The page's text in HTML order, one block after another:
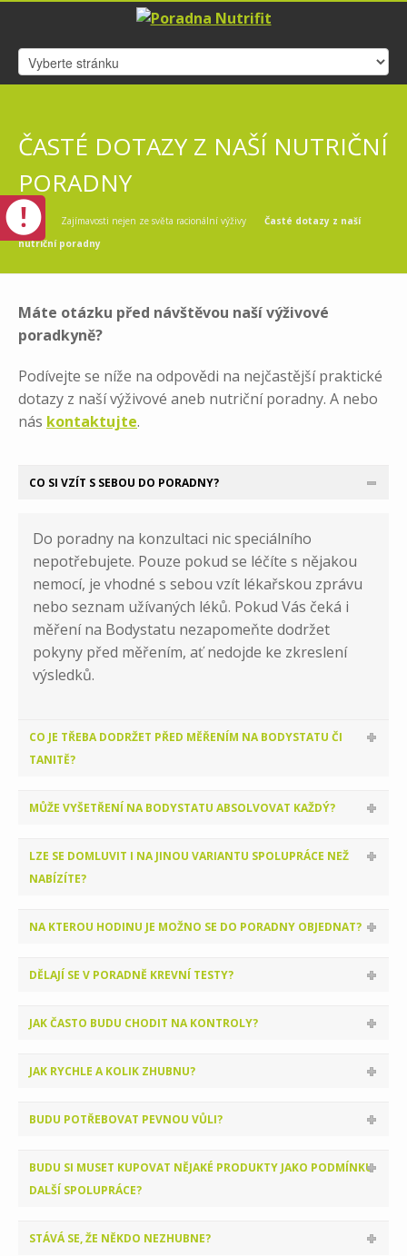
ČASTÉ DOTAZY Z NAŠÍ NUTRIČNÍ
PORADNY
Home Zajímavosti nejen ze světa racionální výživy
Časté dotazy z naší
nutriční poradny
Máte otázku před návštěvou naší výživové
poradkyně?
Podívejte se níže na odpovědi na nejčastější praktické
dotazy z naší výživové aneb nutriční poradny. A nebo
nás kontaktujte.
CO SI VZÍT S SEBOU DO PORADNY?
Do poradny na konzultaci nic speciálního
nepotřebujete. Pouze pokud se léčíte s nějakou
nemocí, je vhodné s sebou vzít lékařskou zprávu
nebo seznam užívaných léků. Pokud Vás čeká i
měření na Bodystatu nezapomeňte dodržet
pokyny před měřením, ať nedojde ke zkreslení
výsledků.
CO JE TŘEBA DODRŽET PŘED MĚŘENÍM NA BODYSTATU ČI
TANITĚ?
MŮŽE VYŠETŘENÍ NA BODYSTATU ABSOLVOVAT KAŽDÝ?
LZE SE DOMLUVIT I NA JINOU VARIANTU SPOLUPRÁCE NEŽ
NABÍZÍTE?
NA KTEROU HODINU JE MOŽNO SE DO PORADNY OBJEDNAT?
DĚLAJÍ SE V PORADNĚ KREVNÍ TESTY?
JAK ČASTO BUDU CHODIT NA KONTROLY?
JAK RYCHLE A KOLIK ZHUBNU?
BUDU POTŘEBOVAT PEVNOU VŮLI?
BUDU SI MUSET KUPOVAT NĚJAKÉ PRODUKTY JAKO PODMÍNKU
DALŠÍ SPOLUPRÁCE?
STÁVÁ SE, ŽE NĚKDO NEZHUBNE?